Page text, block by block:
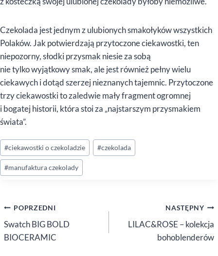
Czekolada jest jednym z ulubionych smakołyków wszystkich
Polaków. Jak potwierdzają przytoczone ciekawostki, ten
niepozorny, słodki przysmak niesie za sobą
nie tylko wyjątkowy smak, ale jest również pełny wielu
ciekawych i dotąd szerzej nieznanych tajemnic. Przytoczone
trzy ciekawostki to zaledwie mały fragment ogromnej
i bogatej historii, która stoi za „najstarszym przysmakiem
świata”.
Tagi
wpisu:
#ciekawostki o czekoladzie #czekolada
#manufaktura czekolady
Nawigacja
wpisu
POPRZEDNI
Swatch BIG BOLD
BIOCERAMIC
NASTĘPNY
LILAC&ROSE – kolekcja
bohoblenderów